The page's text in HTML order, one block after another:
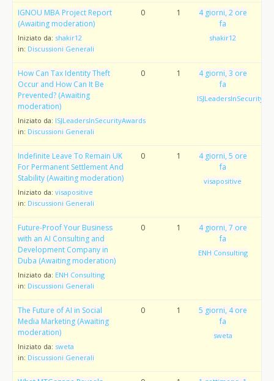
IGNOU MBA Project Report
(Awaiting moderation)
Iniziato da: shakir12
in: Discussioni Generali
0 1
4 giorni, 2 ore
fa
shakir12
How Can Tax Identity Theft
Occur and How Can It Be
Prevented? (Awaiting
moderation)
Iniziato da: ISJLeadersInSecurityAwards
in: Discussioni Generali
0 1
4 giorni, 3 ore
fa
Indefinite Leave To Remain UK
For Permanent Settlement And
Stability (Awaiting moderation)
Iniziato da: visapositive
in: Discussioni Generali
0 1
4 giorni, 5 ore
fa
visapositive
Future-Proof Your Business
with an AI Consulting and
Development Company in
Duba (Awaiting moderation)
Iniziato da: ENH Consulting
in: Discussioni Generali
0 1
4 giorni, 7 ore
fa
ENH Consulting
The Future of AI in Social
Media Marketing (Awaiting
moderation)
Iniziato da: sweta
in: Discussioni Generali
0 1
5 giorni, 4 ore
fa
sweta